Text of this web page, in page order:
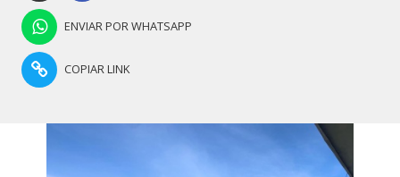
ENVIAR POR WHATSAPP
COPIAR LINK